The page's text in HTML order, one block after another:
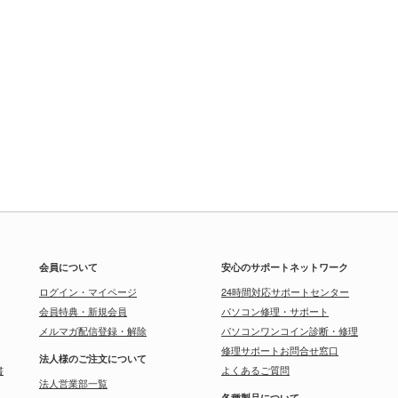
会員について
ログイン・マイページ
会員特典・新規会員
メルマガ配信登録・解除
法人様のご注文について
法人営業部一覧
安心のサポートネットワーク
24時間対応サポートセンター
パソコン修理・サポート
パソコンワンコイン診断・修理
修理サポートお問合せ窓口
よくあるご質問